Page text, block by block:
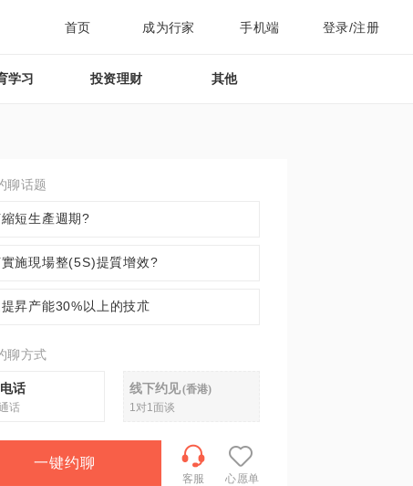
首页 成为行家 手机端 登录/注册
学习 投资理财 其他
聊话题
短生產週期?
施現場整(5S)提質增效?
昇产能30%以上的技朮
聊方式
话
话
线下约见(香港)
1对1面谈
一键约聊
客服 心愿单